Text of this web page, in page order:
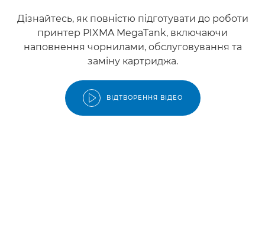
Дізнайтесь, як повністю підготувати до роботи
принтер PIXMA MegaTank, включаючи
наповнення чорнилами, обслуговування та
заміну картриджа.
ВІДТВОРЕННЯ ВІДЕО